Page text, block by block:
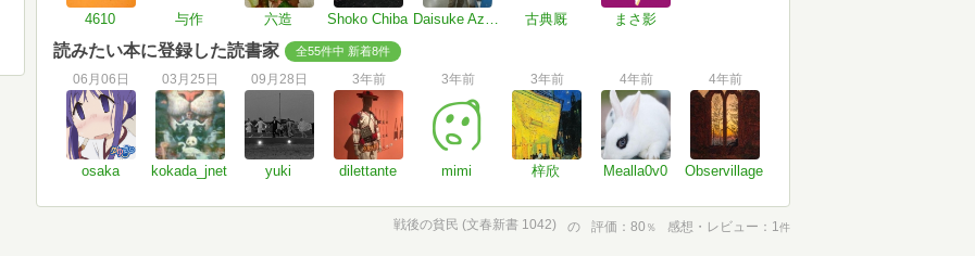
4610 与作 六造 Shoko Chiba Daisuke Azuma 古典厩 まさ影
読みたい本に登録した読書家 全55件中 新着8件
06月06日
osaka
03月25日
kokada_jnet
09月28日
yuki
3年前
dilettante
3年前
mimi
3年前
梓欣
4年前
Mealla0v0
4年前
Observillage
戦後の貧民 (文春新書 1042) の 評価 80 ％ 感想・レビュー 1件